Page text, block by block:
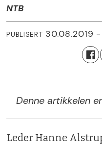
NTB
PUBLISERT 30.08.2019
Denne artikkelen
Leder Hanne